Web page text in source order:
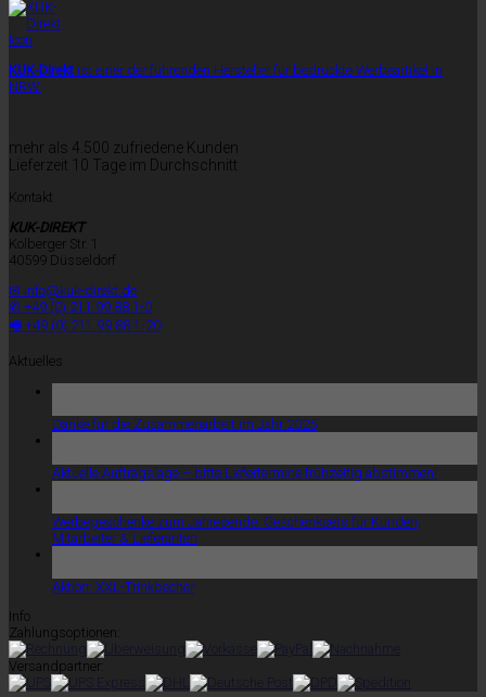
KUK-Direkt ist einer der führenden Hersteller für bedruckte Werbeartikel in
NRW.
mehr als 4.500 zufriedene Kunden
Lieferzeit 10 Tage im Durchschnitt
Kontakt
KUK-DIREKT
Kolberger Str. 1
40599 Düsseldorf
✉ info@kuk-direkt.de
✆ +49 (0) 211 99 88 1-0
🖷 +49 (0) 211 99 88 1-20
Aktuelles
Danke für die Zusammenarbeit im Jahr 2025
Aktuelle Auftragslage – bitte Liefertermine frühzeitig abstimmen!
Werbegeschenke zum Jahresende: Geschenksets für Kunden,
Mitarbeiter & Lieferanten
Aktion: XXL-Trinkbecher
Info
Zahlungsoptionen:
Versandpartner: